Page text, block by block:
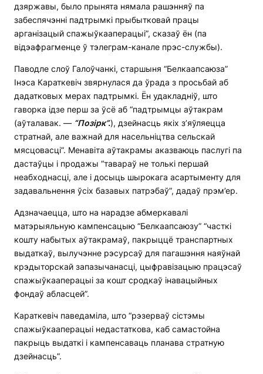
дзяржавы, было прынята нямала рашэнняў па
забеспячэнні падтрымкі прыбытковай працы
арганізацый спажыўкааперацыі”, сказаў ён (па
відэафрагменце ў тэлеграм-канале прэс-службы).
Паводле слоў Галоўчанкі, старшыня “Белкаапсаюза”
Інэса Караткевіч звярнулася да ўрада з просьбай аб
дадатковых мерах падтрымкі. Ён удакладніў, што
гаворка ідзе перш за ўсё аб “падтрымцы аўтакрам
(аўталавак. — “Позірк”.), дзейнасць якіх з’яўляецца
стратнай, але важнай для насельніцтва сельскай
мясцовасці”. Менавіта аўтакрамы аказваюць паслугі па
дастаўцы і продажы “тавараў не толькі першай
неабходнасці, але і досыць шырокага асартыменту для
задавальнення ўсіх базавых патрэбаў”, дадаў прэм’ер.
Адзначаецца, што на нарадзе абмеркавалі
матэрыяльную кампенсацыю “Белкаапсаюзу” “часткі
кошту набытых аўтакрамаў, пакрыццё транспартных
выдаткаў, вылучэнне рэсурсаў для пагашэння наяўнай
крэдыторскай запазычанасці, цыфравізацыю працэсаў
спажыўкааперацыі за кошт сродкаў інавацыйных
фондаў абласцей”.
Караткевіч паведаміла, што “рэзерваў сістэмы
спажыўкааперацыі недастаткова, каб самастойна
пакрыць выдаткі і кампенсаваць планава стратную
дзейнасць”.